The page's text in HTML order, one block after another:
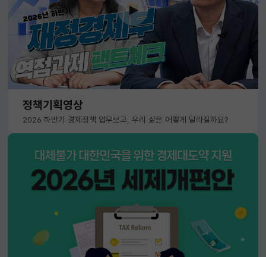
정책기획영상
2026 하반기 경제정책 업무보고, 우리 삶은 어떻게 달라질까요?